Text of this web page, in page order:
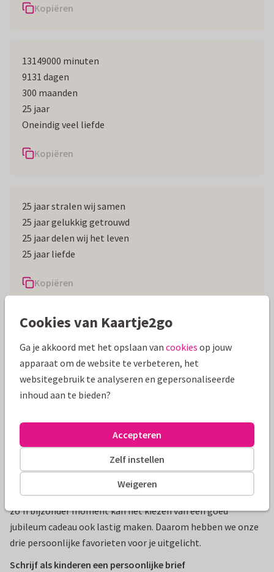
Kopiëren
13149000 minuten
9131 dagen
300 maanden
25 jaar
Oneindig veel liefde
Kopiëren
25 jaar stralen wij samen
25 jaar gelukkig getrouwd
25 jaar delen wij het leven
25 jaar liefde
Kopiëren
✍️ Laat je hier inspireren door meer25 jaar getrouwd
Feliciteren met 25 jaar samen
Vier je zelf geen jubileum, maar zijn mensen in je naaste
omgeving 25 jaar getrouwd? Dan is het hartstikke lief om
niet niks. Neem de tijd om een kaartje te schrijven, een
cadeautje te sturen of samen met het koppel hun liefde te
Wat geef je bij een 25 jarig jubileum?
Zoveel jaar liefde vraagt om een bijzonder cadeautje. Maar
zo’n bijzonder moment kan het kiezen van een goed
jubileum cadeau ook lastig maken. Daarom hebben we onze
drie persoonlijke favorieten voor je uitgelicht.
Schrijf als kinderen een persoonlijke brief
Cookies van Kaartje2go
Ga je akkoord met het opslaan van cookies op jouw
apparaat om de website te verbeteren, het
websitegebruik te analyseren en gepersonaliseerde
inhoud aan te bieden?
Weigeren
Zelf instellen
Accepteren